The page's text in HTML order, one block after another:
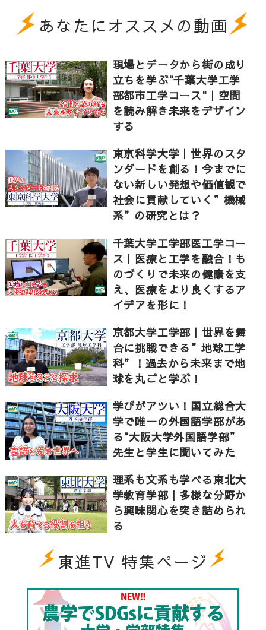
あなたにオススメの動画
現場とデータから街の成り
立ちを学ぶ"千葉大学工学
部都市工学コース"｜空間
を読み解き未来をデザイン
する
東京科学大学｜世界のスタ
ンダードを創る！今までに
ない新しい発想や価値観で
社会に貢献していく”機械
系”の研究とは？
千葉大学工学部医工学コー
ス｜医療と工学を融合！も
のづくりで未来の健康を支
え、医療をより良くするア
イデアを形に！
京都大学工学部｜世界を舞
台に挑戦できる”地球工学
科”！過去から未来まで地
球を丸ごと学ぶ！
学びがアツい！国立総合大
学で唯一の外国語学部があ
る"大阪大学外国語学部”
先生と学生に聞いてみた
理系も文系も学べる東北大
学教育学部｜多様な分野か
ら興味関心を突き詰められ
る
東進TV 特集ページ